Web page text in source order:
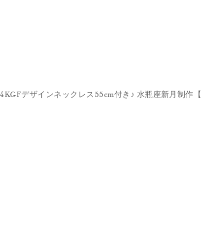
デザインネックレス55cm付き♪ 水瓶座新月制作【